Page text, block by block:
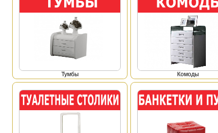
Тумбы Комоды